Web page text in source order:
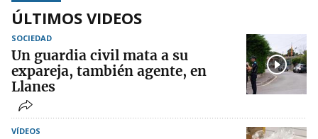
ÚLTIMOS VIDEOS
SOCIEDAD
Un guardia civil mata a su
expareja, también agente, en
Llanes
VÍDEOS